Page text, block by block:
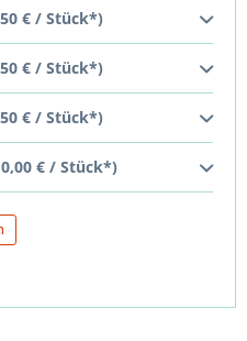
€ / Stück*)
€ / Stück*)
€ / Stück*)
€ / Stück*)